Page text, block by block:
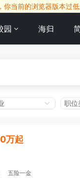
你当前的浏览器版本过
园 海归
职位
万起
五险一金